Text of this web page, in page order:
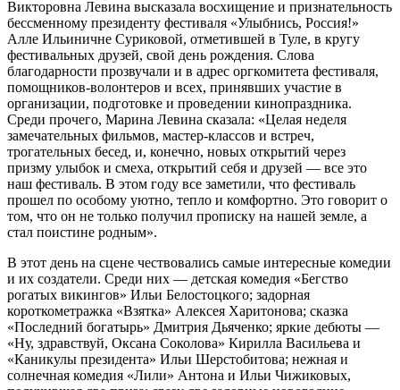
Викторовна Левина высказала восхищение и признательность
бессменному президенту фестиваля «Улыбнись, Россия!»
Алле Ильиничне Суриковой, отметившей в Туле, в кругу
фестивальных друзей, свой день рождения. Слова
благодарности прозвучали и в адрес оргкомитета фестиваля,
помощников-волонтеров и всех, принявших участие в
организации, подготовке и проведении кинопраздника.
Среди прочего, Марина Левина сказала: «Целая неделя
замечательных фильмов, мастер-классов и встреч,
трогательных бесед, и, конечно, новых открытий через
призму улыбок и смеха, открытий себя и друзей — все это
наш фестиваль. В этом году все заметили, что фестиваль
прошел по особому уютно, тепло и комфортно. Это говорит о
том, что он не только получил прописку на нашей земле, а
стал поистине родным».
В этот день на сцене чествовались самые интересные комедии
и их создатели. Среди них — детская комедия «Бегство
рогатых викингов» Ильи Белостоцкого; задорная
короткометражка «Взятка» Алексея Харитонова; сказка
«Последний богатырь» Дмитрия Дьяченко; яркие дебюты —
«Ну, здравствуй, Оксана Соколова» Кирилла Васильева и
«Каникулы президента» Ильи Шерстобитова; нежная и
солнечная комедия «Лили» Антона и Ильи Чижиковых,